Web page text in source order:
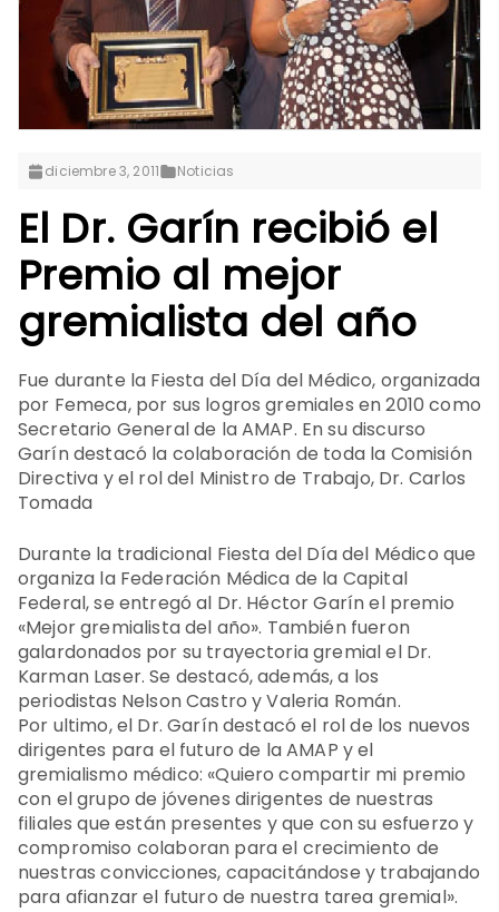
diciembre 3, 2011 Noticias
El Dr. Garín recibió el
Premio al mejor
gremialista del año
Fue durante la Fiesta del Día del Médico, organizada
por Femeca, por sus logros gremiales en 2010 como
Secretario General de la AMAP. En su discurso
Garín destacó la colaboración de toda la Comisión
Directiva y el rol del Ministro de Trabajo, Dr. Carlos
Tomada
Durante la tradicional Fiesta del Día del Médico que
organiza la Federación Médica de la Capital
Federal, se entregó al Dr. Héctor Garín el premio
«Mejor gremialista del año». También fueron
galardonados por su trayectoria gremial el Dr.
Karman Laser. Se destacó, además, a los
periodistas Nelson Castro y Valeria Román.
Por ultimo, el Dr. Garín destacó el rol de los nuevos
dirigentes para el futuro de la AMAP y el
gremialismo médico: «Quiero compartir mi premio
con el grupo de jóvenes dirigentes de nuestras
filiales que están presentes y que con su esfuerzo y
compromiso colaboran para el crecimiento de
nuestras convicciones, capacitándose y trabajando
para afianzar el futuro de nuestra tarea gremial».